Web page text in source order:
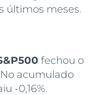
últimos meses.
fechou o
No acumulado
-0,16%.